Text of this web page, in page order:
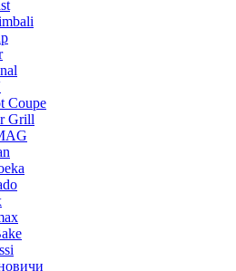
Coupe
Grill